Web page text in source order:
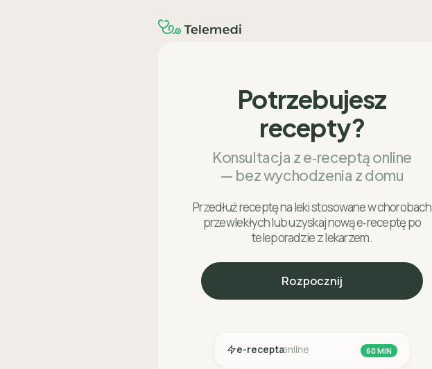
Potrzebujesz
recepty?
Konsultacja z e‑receptą online
— bez wychodzenia z domu
Przedłuż receptę na leki stosowane w chorobach
przewlekłych lub uzyskaj nową e‑receptę po
teleporadzie z lekarzem.
Rozpocznij
e-receptaonline 60 MIN